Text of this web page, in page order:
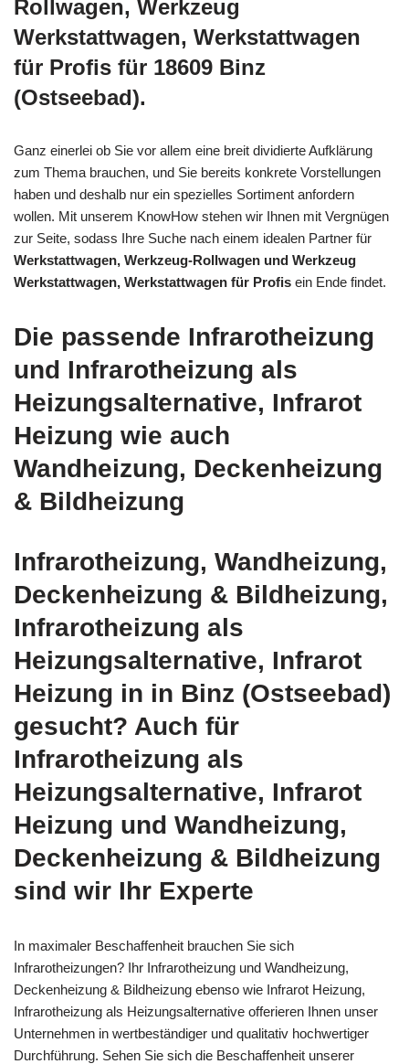
Rollwagen, Werkzeug
Werkstattwagen, Werkstattwagen
für Profis für 18609 Binz
(Ostseebad).
Ganz einerlei ob Sie vor allem eine breit dividierte Aufklärung
zum Thema brauchen, und Sie bereits konkrete Vorstellungen
haben und deshalb nur ein spezielles Sortiment anfordern
wollen. Mit unserem KnowHow stehen wir Ihnen mit Vergnügen
zur Seite, sodass Ihre Suche nach einem idealen Partner für
Werkstattwagen, Werkzeug-Rollwagen und Werkzeug
Werkstattwagen, Werkstattwagen für Profis ein Ende findet.
Die passende Infrarotheizung
und Infrarotheizung als
Heizungsalternative, Infrarot
Heizung wie auch
Wandheizung, Deckenheizung
& Bildheizung
Infrarotheizung, Wandheizung,
Deckenheizung & Bildheizung,
Infrarotheizung als
Heizungsalternative, Infrarot
Heizung in in Binz (Ostseebad)
gesucht? Auch für
Infrarotheizung als
Heizungsalternative, Infrarot
Heizung und Wandheizung,
Deckenheizung & Bildheizung
sind wir Ihr Experte
In maximaler Beschaffenheit brauchen Sie sich
Infrarotheizungen? Ihr Infrarotheizung und Wandheizung,
Deckenheizung & Bildheizung ebenso wie Infrarot Heizung,
Infrarotheizung als Heizungsalternative offerieren Ihnen unser
Unternehmen in wertbeständiger und qualitativ hochwertiger
Durchführung. Sehen Sie sich die Beschaffenheit unserer